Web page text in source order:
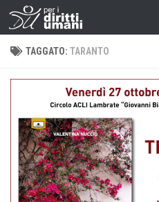
TAGGATO: TARANTO